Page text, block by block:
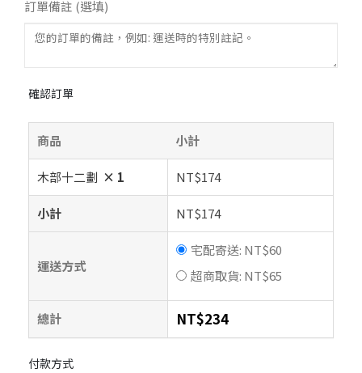
訂單備註 (選填)
確認訂單
商品 小計
木部十二劃 × 1 NT$174
小計 NT$174
運送方式
宅配寄送: NT$60
超商取貨: NT$65
總計 NT$234
付款方式